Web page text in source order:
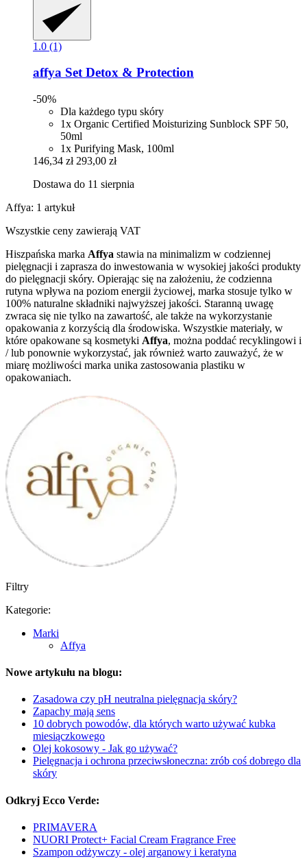
1.0 (1)
affya Set Detox & Protection
-50%
Dla każdego typu skóry
1x Organic Certified Moisturizing Sunblock SPF 50,
50ml
1x Purifying Mask, 100ml
146,34 zł 293,00 zł
Dostawa do 11 sierpnia
Affya: 1 artykuł
Wszystkie ceny zawierają VAT
Hiszpańska marka Affya stawia na minimalizm w codziennej
pielęgnacji i zaprasza do inwestowania w wysokiej jakości produkty
do pielęgnacji skóry. Opierając się na założeniu, że codzienna
rutyna wpływa na poziom energii życiowej, marka stosuje tylko w
100% naturalne składniki najwyższej jakości. Staranną uwagę
zwraca się nie tylko na zawartość, ale także na wykorzystanie
opakowania z korzyścią dla środowiska. Wszystkie materiały, w
które opakowane są kosmetyki Affya, można poddać recyklingowi i
/ lub ponownie wykorzystać, jak również warto zauważyć, że w
miarę możliwości marka unika zastosowania plastiku w
opakowaniach.
Filtry
Kategorie:
Marki
Affya
Nowe artykułu na blogu:
Zasadowa czy pH neutralna pielęgnacja skóry?
Zapachy mają sens
10 dobrych powodów, dla których warto używać kubka
miesiączkowego
Olej kokosowy - Jak go używać?
Pielęgnacja i ochrona przeciwsłoneczna: zrób coś dobrego dla
skóry
Odkryj Ecco Verde:
PRIMAVERA
NUORI Protect+ Facial Cream Fragrance Free
Szampon odżywczy - olej arganowy i keratyna